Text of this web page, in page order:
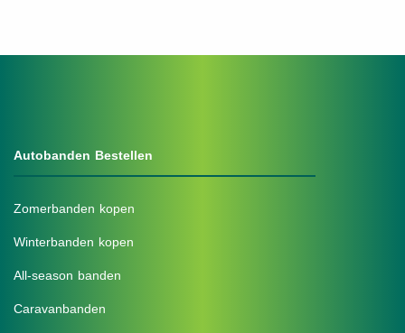
Autobanden Bestellen
Zomerbanden kopen
Winterbanden kopen
All-season banden
Caravanbanden